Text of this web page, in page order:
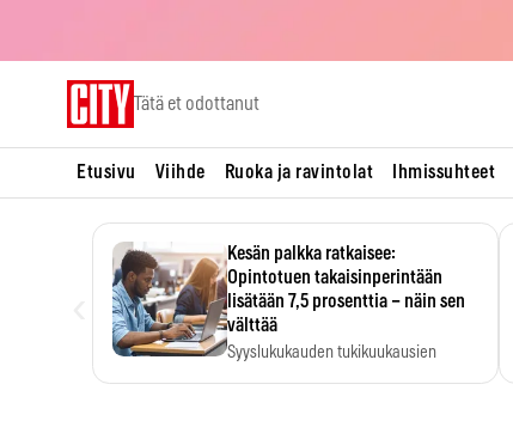
Tätä et odottanut
Etusivu Viihde Ruoka ja ravintolat Ihmissuhteet
Kesän palkka ratkaisee:
Opintotuen takaisinperintään
lisätään 7,5 prosenttia – näin sen
välttää
Syyslukukauden tukikuukausien